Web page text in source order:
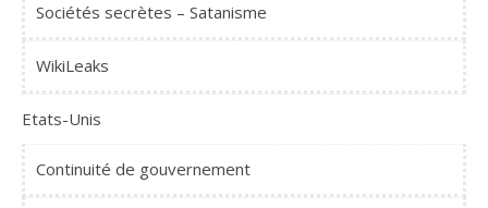
Sociétés secrètes – Satanisme
WikiLeaks
Etats-Unis
Continuité de gouvernement